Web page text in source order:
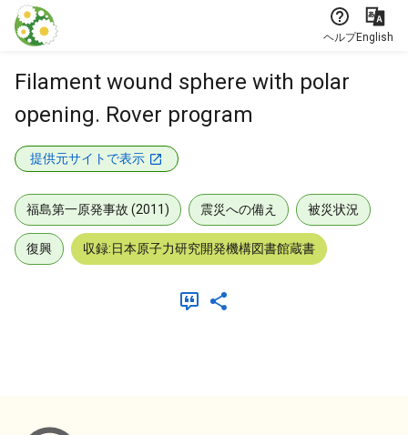
本文に飛ぶ
ヘルプEnglish
Filament wound sphere with polar
opening. Rover program
提供元サイトで表示
福島第一原発事故 (2011) 震災への備え 被災状況
復興 収録:日本原子力研究開発機構図書館蔵書